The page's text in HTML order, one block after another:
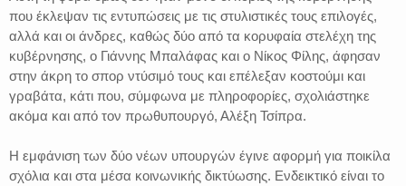
που έκλεψαν τις εντυπώσεις με τις στυλιστικές τους επιλογές,
αλλά και οι άνδρες, καθώς δύο από τα κορυφαία στελέχη της
κυβέρνησης, ο Γιάννης Μπαλάφας και ο Νίκος Φίλης, άφησαν
στην άκρη το σπορ ντύσιμό τους και επέλεξαν κοστούμι και
γραβάτα, κάτι που, σύμφωνα με πληροφορίες, σχολιάστηκε
ακόμα και από τον πρωθυπουργό, Αλέξη Τσίπρα.
Η εμφάνιση των δύο νέων υπουργών έγινε αφορμή για ποικίλα
σχόλια και στα μέσα κοινωνικής δικτύωσης. Ενδεικτικό είναι το